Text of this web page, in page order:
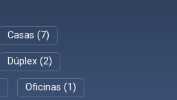
Casas (7)
Dúplex (2)
Oficinas (1)